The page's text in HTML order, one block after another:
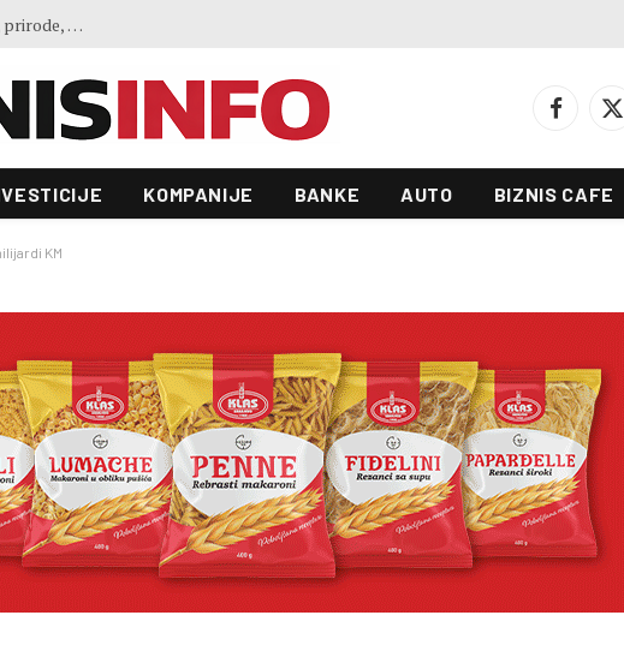
Kreće velika transformacija: Hotel Ero u Mostaru dobit će novu namjenu, investicija vrijedna 23 miliona KM
Facebook
X
KOMPANIJE BANKE AUTO BIZNIS CAFE
KM